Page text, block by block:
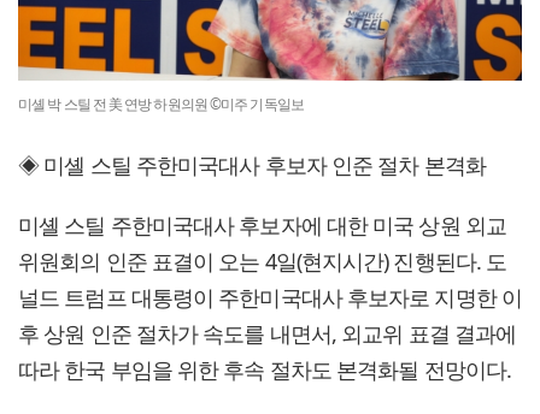
미셸 박 스틸 전 美 연방 하원의원 ©미주 기독일보
◈ 미셸 스틸 주한미국대사 후보자 인준 절차 본격화
미셸 스틸 주한미국대사 후보자에 대한 미국 상원 외교
위원회의 인준 표결이 오는 4일(현지시간) 진행된다. 도
널드 트럼프 대통령이 주한미국대사 후보자로 지명한 이
후 상원 인준 절차가 속도를 내면서, 외교위 표결 결과에
따라 한국 부임을 위한 후속 절차도 본격화될 전망이다.